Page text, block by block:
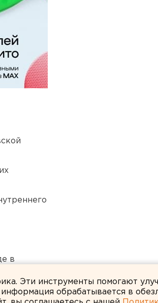
в
Эти инструменты помогают
обрабатывается в